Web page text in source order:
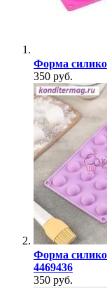
Форма
350 руб.
Форма
4469436
350 руб.